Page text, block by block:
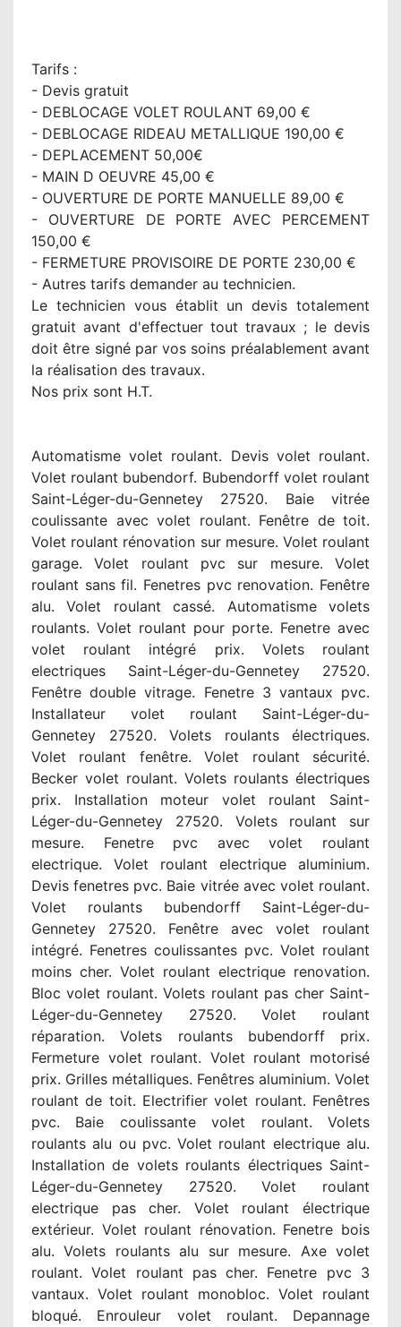
Tarifs :
- Devis gratuit
- DEBLOCAGE VOLET ROULANT 69,00 €
- DEBLOCAGE RIDEAU METALLIQUE 190,00 €
- DEPLACEMENT 50,00€
- MAIN D OEUVRE 45,00 €
- OUVERTURE DE PORTE MANUELLE 89,00 €
- OUVERTURE DE PORTE AVEC PERCEMENT
150,00 €
- FERMETURE PROVISOIRE DE PORTE 230,00 €
- Autres tarifs demander au technicien.
Le technicien vous établit un devis totalement
gratuit avant d'effectuer tout travaux ; le devis
doit être signé par vos soins préalablement avant
la réalisation des travaux.
Nos prix sont H.T.
Automatisme volet roulant. Devis volet roulant.
Volet roulant bubendorf. Bubendorff volet roulant
Saint-Léger-du-Gennetey 27520. Baie vitrée
coulissante avec volet roulant. Fenêtre de toit.
Volet roulant rénovation sur mesure. Volet roulant
garage. Volet roulant pvc sur mesure. Volet
roulant sans fil. Fenetres pvc renovation. Fenêtre
alu. Volet roulant cassé. Automatisme volets
roulants. Volet roulant pour porte. Fenetre avec
volet roulant intégré prix. Volets roulant
electriques Saint-Léger-du-Gennetey 27520.
Fenêtre double vitrage. Fenetre 3 vantaux pvc.
Installateur volet roulant Saint-Léger-du-
Gennetey 27520. Volets roulants électriques.
Volet roulant fenêtre. Volet roulant sécurité.
Becker volet roulant. Volets roulants électriques
prix. Installation moteur volet roulant Saint-
Léger-du-Gennetey 27520. Volets roulant sur
mesure. Fenetre pvc avec volet roulant
electrique. Volet roulant electrique aluminium.
Devis fenetres pvc. Baie vitrée avec volet roulant.
Volet roulants bubendorff Saint-Léger-du-
Gennetey 27520. Fenêtre avec volet roulant
intégré. Fenetres coulissantes pvc. Volet roulant
moins cher. Volet roulant electrique renovation.
Bloc volet roulant. Volets roulant pas cher Saint-
Léger-du-Gennetey 27520. Volet roulant
réparation. Volets roulants bubendorff prix.
Fermeture volet roulant. Volet roulant motorisé
prix. Grilles métalliques. Fenêtres aluminium. Volet
roulant de toit. Electrifier volet roulant. Fenêtres
pvc. Baie coulissante volet roulant. Volets
roulants alu ou pvc. Volet roulant electrique alu.
Installation de volets roulants électriques Saint-
Léger-du-Gennetey 27520. Volet roulant
electrique pas cher. Volet roulant électrique
extérieur. Volet roulant rénovation. Fenetre bois
alu. Volets roulants alu sur mesure. Axe volet
roulant. Volet roulant pas cher. Fenetre pvc 3
vantaux. Volet roulant monobloc. Volet roulant
bloqué. Enrouleur volet roulant. Depannage